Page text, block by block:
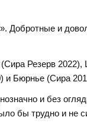
Добротные и
Резерв
и Бюрнье (Сира
и без
бы трудно и не